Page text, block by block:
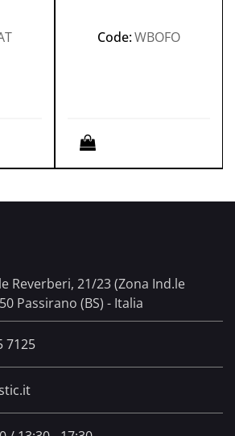
Code:WBOFO
Quantità
Reverberi, 21/23 (Zona Ind.le
Passirano (BS) - Italia
7125